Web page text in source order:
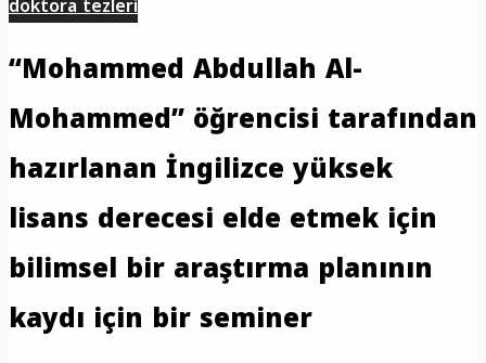
“Mohammed Abdullah Al-
Mohammed” öğrencisi tarafından
hazırlanan İngilizce yüksek
lisans derecesi elde etmek için
bilimsel bir araştırma planının
kaydı için bir seminer